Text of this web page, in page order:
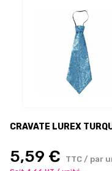
CRAVATE LUREX
5,59 € TTC / par